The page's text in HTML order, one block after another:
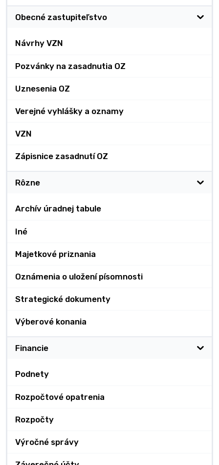
Obecné zastupiteľstvo
Návrhy VZN
Pozvánky na zasadnutia OZ
Uznesenia OZ
Verejné vyhlášky a oznamy
VZN
Zápisnice zasadnutí OZ
Rôzne
Archív úradnej tabule
Iné
Majetkové priznania
Oznámenia o uložení písomnosti
Strategické dokumenty
Výberové konania
Financie
Podnety
Rozpočtové opatrenia
Rozpočty
Výročné správy